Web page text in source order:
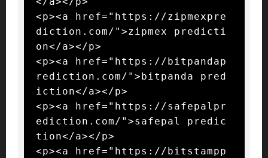
<p><a href="https://zipmexpre
diction.com/">zipmex predicti
on</a></p>
<p><a href="https://bitpandap
rediction.com/">bitpanda pred
iction</a></p>
<p><a href="https://safepalpr
ediction.com/">safepal predic
tion</a></p>
<p><a href="https://bitstampp